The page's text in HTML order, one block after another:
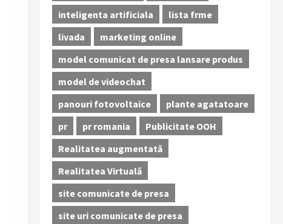
inteligenta artificiala
lista frme
livada
marketing online
model comunicat de presa lansare produs
model de videochat
panouri fotovoltaice
plante agatatoare
pr
pr romania
Publicitate OOH
Realitatea augmentată
Realitatea Virtuală
site comunicate de presa
site uri comunicate de presa